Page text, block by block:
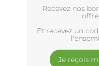
Recevez nos
Et recevez un
Je reçois